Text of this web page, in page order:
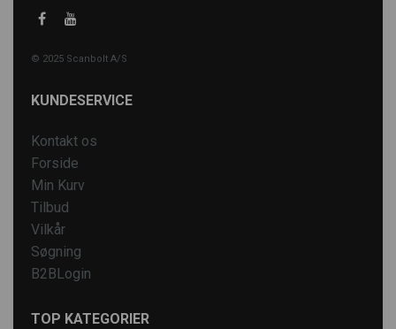
© 2025 Scanbolt A/S
KUNDESERVICE
Kontakt os
Forside
Min Kurv
Tilbud
Vilkår
Søgning
B2BLogin
TOP KATEGORIER